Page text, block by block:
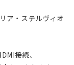
ア・ステルヴィオ
接続、